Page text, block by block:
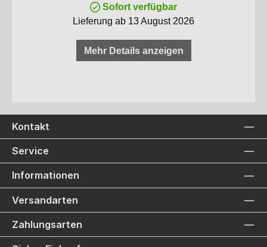
Sofort verfügbar
Lieferung ab 13 August 2026
Mehr Details anzeigen
Kontakt
Service
Informationen
Versandarten
Zahlungsarten